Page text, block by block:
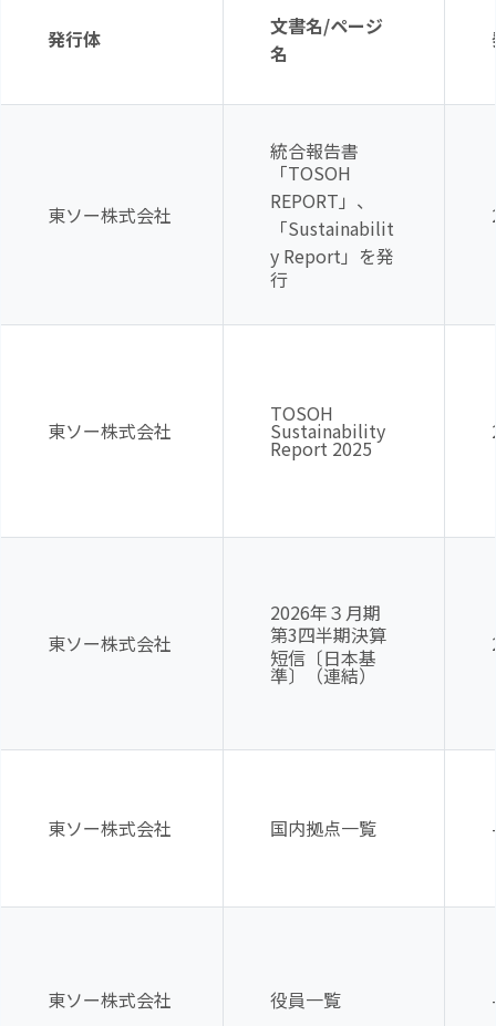
発行体 文書名/ページ
名
東ソー株式会社
統合報告書
「TOSOH
REPORT 」、
「Sustainabilit
y Report 」を発
行
東ソー株式会社
TOSOH
Sustainability
Report 2025
東ソー株式会社
2026年３月期
第3四半期決算
短信〔日本基
準〕（連結）
東ソー株式会社 国内拠点一覧
東ソー株式会社 役員一覧